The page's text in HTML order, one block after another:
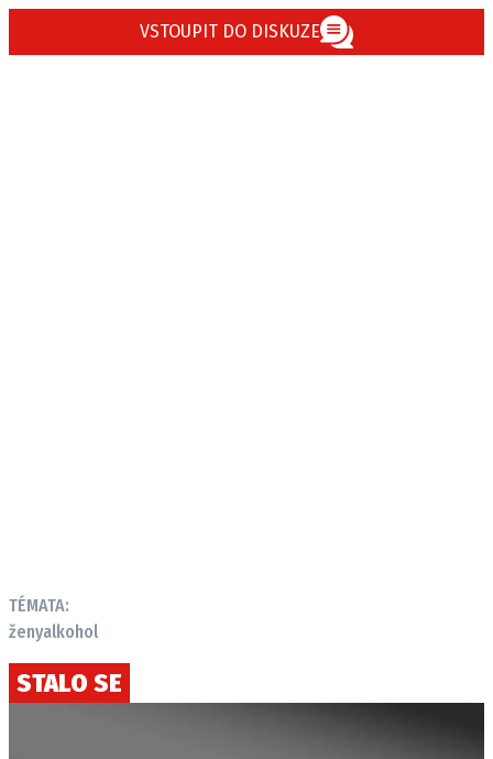
VSTOUPIT DO DISKUZE
TÉMATA:
ženyalkohol
STALO SE